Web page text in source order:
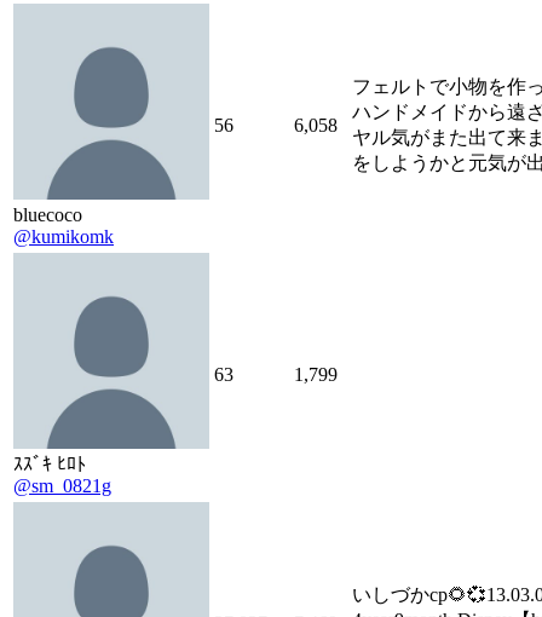
bluecoco
@kumikomk
56 6,058
フェルトで小物を作
ハンドメイドから遠
ヤル気がまた出て来
をしようかと元気が
ｽｽﾞｷ ﾋﾛﾄ
@sm_0821g
63 1,799
いしづか